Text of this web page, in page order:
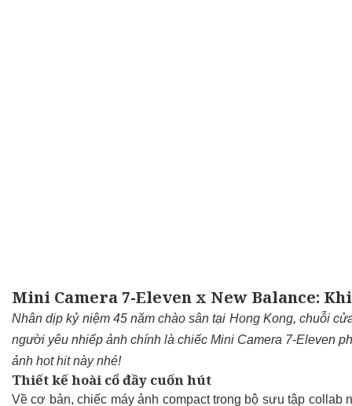
Mini Camera 7-Eleven x New Balance:
Nhân dịp kỷ niệm 45 năm chào sân tại Hong Kong, chuỗi
người yêu nhiếp ảnh chính là chiếc Mini Camera 7-Eleven
ảnh hot hit này nhé!
Thiết kế hoài cổ đầy cuốn hút
Về cơ bản, chiếc máy ảnh compact trong bộ sưu tập